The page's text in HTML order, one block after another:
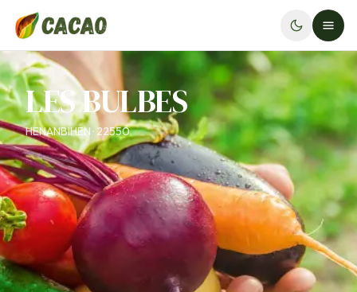
LES BULBES
HENANBIHEN · 22550